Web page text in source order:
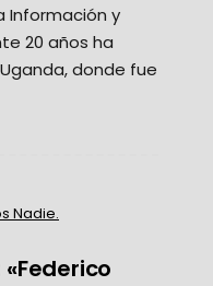
Información y
20 años ha
donde fue
Nadie.
«Federico